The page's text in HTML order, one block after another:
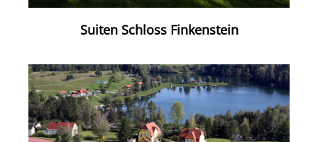
Suiten Schloss Finkenstein